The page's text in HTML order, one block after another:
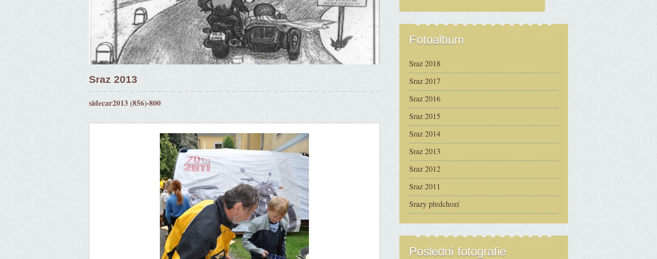
Sraz 2013
sidecar2013 (856)-800
Fotoalbum
Sraz 2018
Sraz 2017
Sraz 2016
Sraz 2015
Sraz 2014
Sraz 2013
Sraz 2012
Sraz 2011
Srazy předchozí
Poslední fotografie